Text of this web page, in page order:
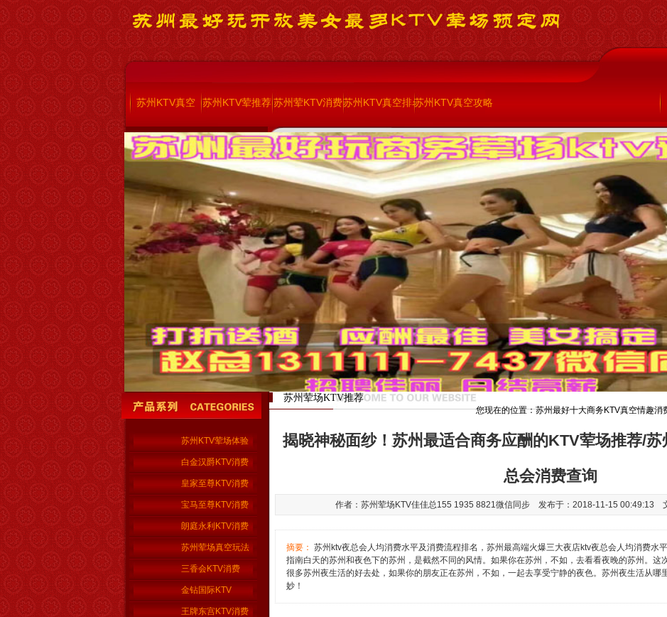
苏州KTV真空 苏州KTV荤推荐苏州荤KTV消费苏州KTV真空排名苏州KTV真空攻略
苏州KTV荤场体验
白金汉爵KTV消费
皇家至尊KTV消费
宝马至尊KTV消费
朗庭永利KTV消费
苏州荤场真空玩法
三香会KTV消费
金钻国际KTV
王牌东宫KTV消费
苏州荤场KTV推荐
您现在的位置：苏州最好十大商务KTV真空情趣消
揭晓神秘面纱！苏州最适合商务应酬的KTV荤场推荐/
总会消费查询
作者：苏州荤场KTV佳佳总155 1935 8821微信同步 发布于：2018-11-15 00:49:13
摘要： 苏州ktv夜总会人均消费水平及消费流程排名，苏州最高端火爆三大夜店ktv夜总会人均消费水
指南白天的苏州和夜色下的苏州，是截然不同的风情。如果你在苏州，不如，去看看夜晚的苏州。这
很多苏州夜生活的好去处，如果你的朋友正在苏州，不如，一起去享受宁静的夜色。苏州夜生活从哪
妙！